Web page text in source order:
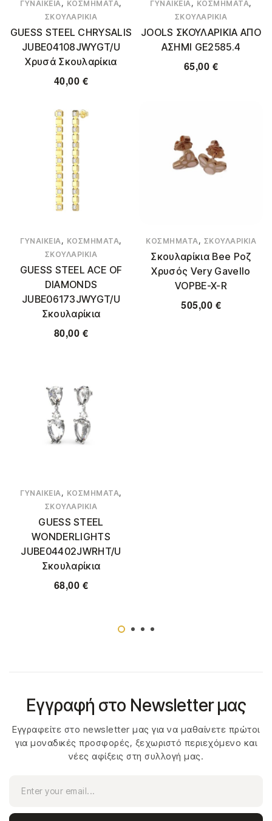
ΓΥΝΑΙΚΕΊΑ, ΚΟΣΜΉΜΑΤΑ,
ΣΚΟΥΛΑΡΊΚΙΑ
GUESS STEEL CHRYSALIS
JUBE04108JWYGT/U
Χρυσά Σκουλαρίκια
40,00 €
ΓΥΝΑΙΚΕΊΑ, ΚΟΣΜΉΜΑΤΑ,
ΣΚΟΥΛΑΡΊΚΙΑ
JOOLS ΣΚΟΥΛΑΡΙΚΙΑ ΑΠΟ
ΑΣΗΜΙ GE2585.4
65,00 €
ΓΥΝΑΙΚΕΊΑ, ΚΟΣΜΉΜΑΤΑ,
ΣΚΟΥΛΑΡΊΚΙΑ
GUESS STEEL ACE OF
DIAMONDS
JUBE06173JWYGT/U
Σκουλαρίκια
80,00 €
ΚΟΣΜΉΜΑΤΑ, ΣΚΟΥΛΑΡΊΚΙΑ
Σκουλαρίκια Bee Ροζ
Χρυσός Very Gavello
VOPBE-X-R
505,00 €
ΓΥΝΑΙΚΕΊΑ, ΚΟΣΜΉΜΑΤΑ,
ΣΚΟΥΛΑΡΊΚΙΑ
GUESS STEEL
WONDERLIGHTS
JUBE04402JWRHT/U
Σκουλαρίκια
68,00 €
Εγγραφή στο Newsletter μας
Εγγραφείτε στο newsletter μας για να μαθαίνετε πρώτοι
για μοναδικές προσφορές, ξεχωριστό περιεχόμενο και
νέες αφίξεις στη συλλογή μας.